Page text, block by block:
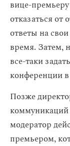
вице-
отказаться от
ответы на
время. Затем,
все-таки
конференции
Позже
коммуникаций
модератор
премьером,